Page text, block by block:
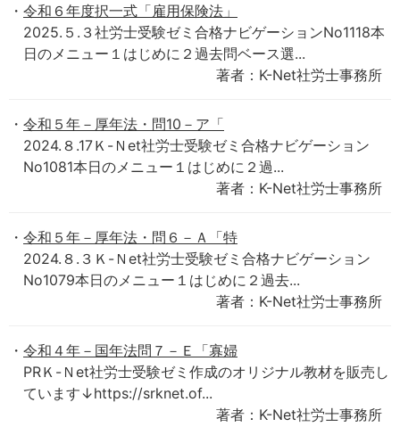
令和６年度択一式「雇用保険法」
2025.５.３社労士受験ゼミ合格ナビゲーションNo1118本
日のメニュー１はじめに２過去問ベース選...
著者：K-Net社労士事務所
令和５年－厚年法・問10－ア「
2024.８.17Ｋ-Ｎet社労士受験ゼミ合格ナビゲーション
No1081本日のメニュー１はじめに２過...
著者：K-Net社労士事務所
令和５年－厚年法・問６－Ａ「特
2024.８.３Ｋ-Ｎet社労士受験ゼミ合格ナビゲーション
No1079本日のメニュー１はじめに２過去...
著者：K-Net社労士事務所
令和４年－国年法問７－Ｅ「寡婦
PRＫ-Ｎet社労士受験ゼミ作成のオリジナル教材を販売し
ています↓https://srknet.of...
著者：K-Net社労士事務所